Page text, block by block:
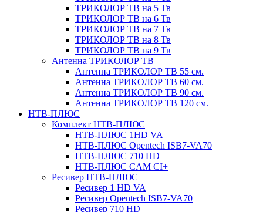
ТРИКОЛОР ТВ на 5 Тв
ТРИКОЛОР ТВ на 6 Тв
ТРИКОЛОР ТВ на 7 Тв
ТРИКОЛОР ТВ на 8 Тв
ТРИКОЛОР ТВ на 9 Тв
Антенна ТРИКОЛОР ТВ
Антенна ТРИКОЛОР ТВ 55 см.
Антенна ТРИКОЛОР ТВ 60 см.
Антенна ТРИКОЛОР ТВ 90 см.
Антенна ТРИКОЛОР ТВ 120 см.
НТВ-ПЛЮС
Комплект НТВ-ПЛЮС
НТВ-ПЛЮС 1HD VA
НТВ-ПЛЮС Opentech ISB7-VA70
НТВ-ПЛЮС 710 HD
НТВ-ПЛЮС CAM CI+
Ресивер НТВ-ПЛЮС
Ресивер 1 HD VA
Ресивер Opentech ISB7-VA70
Ресивер 710 HD